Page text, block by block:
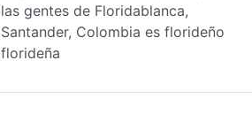
las gentes de Floridablanca,
Santander, Colombia es florideño
florideña